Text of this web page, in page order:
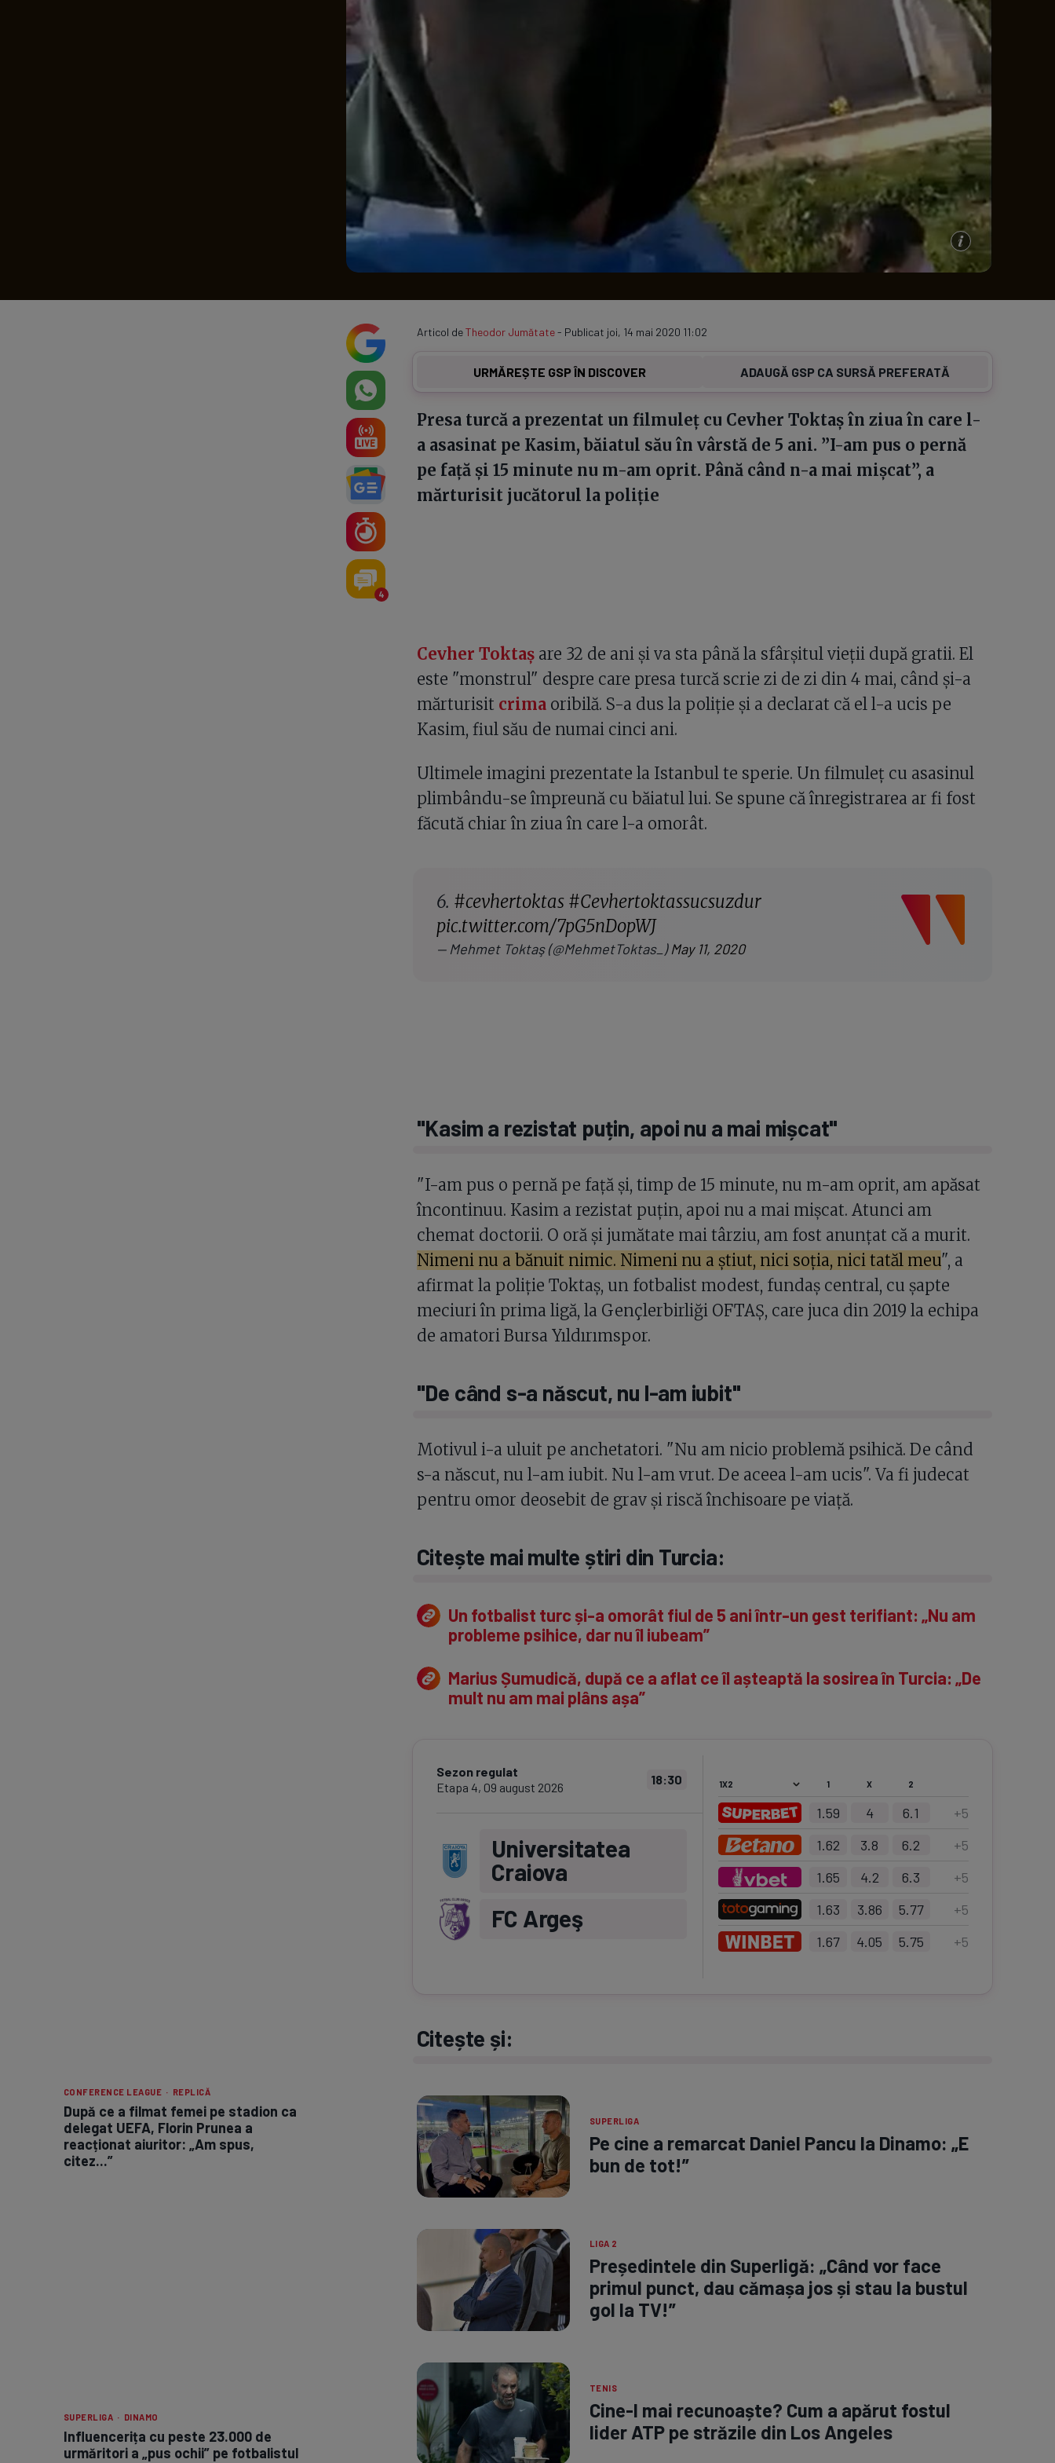
CONFERENCE LEAGUE · REPLICĂ
După ce a filmat femei pe stadion ca
delegat UEFA, Florin Prunea a
reacționat aiuritor: „Am spus,
citez...”
SUPERLIGA · DINAMO
Influencerița cu peste 23.000 de
urmăritori a „pus ochii” pe fotbalistul
4
Articol deTheodor Jumătate- Publicat joi, 14 mai 2020 11:02
URMĂREȘTE GSP ÎN DISCOVER ADAUGĂ GSP CA SURSĂ PREFERATĂ
Presa turcă a prezentat un filmuleț cu Cevher Toktaş în ziua în care l-
a asasinat pe Kasim, băiatul său în vârstă de 5 ani. ”I-am pus o pernă
pe față și 15 minute nu m-am oprit. Până când n-a mai mișcat”, a
mărturisit jucătorul la poliție
Cevher Toktaşare 32 de ani și va sta până la sfârșitul vieții după gratii. El
este "monstrul" despre care presa turcă scrie zi de zi din 4 mai, când și-a
mărturisit crimaoribilă. S-a dus la poliție și a declarat că el l-a ucis pe
Kasim, fiul său de numai cinci ani.
Ultimele imagini prezentate la Istanbul te sperie. Un filmuleț cu asasinul
plimbându-se împreună cu băiatul lui. Se spune că înregistrarea ar fi fost
făcută chiar în ziua în care l-a omorât.
6. #cevhertoktas #Cevhertoktassucsuzdur
pic.twitter.com/7pG5nDopWJ
— Mehmet Toktaş (@MehmetToktas_)May 11, 2020
"Kasim a rezistat puțin, apoi nu a mai mișcat"
"I-am pus o pernă pe față și, timp de 15 minute, nu m-am oprit, am apăsat
încontinuu. Kasim a rezistat puțin, apoi nu a mai mișcat. Atunci am
chemat doctorii. O oră și jumătate mai târziu, am fost anunțat că a murit.
Nimeni nu a bănuit nimic. Nimeni nu a știut, nici soția, nici tatăl meu", a
afirmat la poliție Toktaș, un fotbalist modest, fundaș central, cu șapte
meciuri în prima ligă, la Gençlerbirliği OFTAŞ, care juca din 2019 la echipa
de amatori Bursa Yıldırımspor.
"De când s-a născut, nu l-am iubit"
Motivul i-a uluit pe anchetatori. "Nu am nicio problemă psihică. De când
s-a născut, nu l-am iubit. Nu l-am vrut. De aceea l-am ucis". Va fi judecat
pentru omor deosebit de grav și riscă închisoare pe viață.
Citește mai multe știri din Turcia:
Un fotbalist turc și-a omorât fiul de 5 ani într-un gest terifiant: „Nu am
probleme psihice, dar nu îl iubeam”
Marius Șumudică, după ce a aflat ce îl așteaptă la sosirea în Turcia: „De
mult nu am mai plâns așa”
Sezon regulat
Etapa 4, 09 august 2026
18:30
Universitatea
Craiova
FC Argeş
1 X 2
1.59 4 6.1 +5
1.62
3.8 6.2 +5
1.65
4.2 6.3 +5
1.63
3.86 5.77 +5
1.67
4.05 5.75 +5
Citește și:
SUPERLIGA
Pe cine a remarcat Daniel Pancu la Dinamo: „E
bun de tot!”
LIGA 2
Președintele din Superligă: „Când vor face
primul punct, dau cămașa jos și stau la bustul
gol la TV!”
TENIS
Cine-l mai recunoaște? Cum a apărut fostul
lider ATP pe străzile din Los Angeles